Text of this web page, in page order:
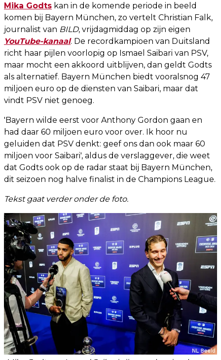
Mika Godts kan in de komende periode in beeld
komen bij Bayern München, zo vertelt Christian Falk,
journalist van BILD, vrijdagmiddag op zijn eigen
YouTube-kanaal. De recordkampioen van Duitsland
richt haar pijlen voorlopig op Ismael Saibari van PSV,
maar mocht een akkoord uitblijven, dan geldt Godts
als alternatief. Bayern München biedt vooralsnog 47
miljoen euro op de diensten van Saibari, maar dat
vindt PSV niet genoeg.
'Bayern wilde eerst voor Anthony Gordon gaan en
had daar 60 miljoen euro voor over. Ik hoor nu
geluiden dat PSV denkt: geef ons dan ook maar 60
miljoen voor Saibari', aldus de verslaggever, die weet
dat Godts ook op de radar staat bij Bayern München,
dit seizoen nog halve finalist in de Champions League.
Tekst gaat verder onder de foto.